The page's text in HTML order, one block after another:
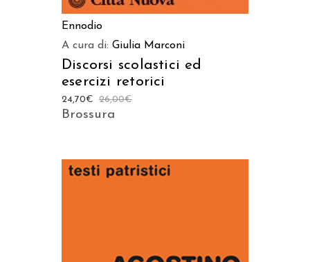
Ennodio
A cura di: Giulia Marconi
Discorsi scolastici ed
esercizi retorici
26,00€
24,70€
Brossura